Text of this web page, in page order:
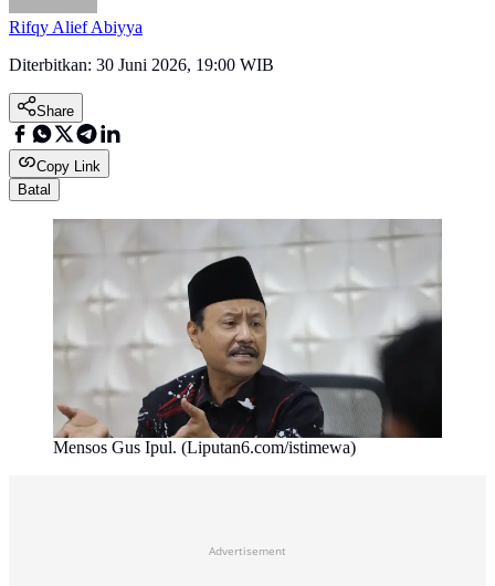
Rifqy Alief Abiyya
Diterbitkan: 30 Juni 2026, 19:00 WIB
Share
Copy Link
Batal
Mensos Gus Ipul. (Liputan6.com/istimewa)
Advertisement